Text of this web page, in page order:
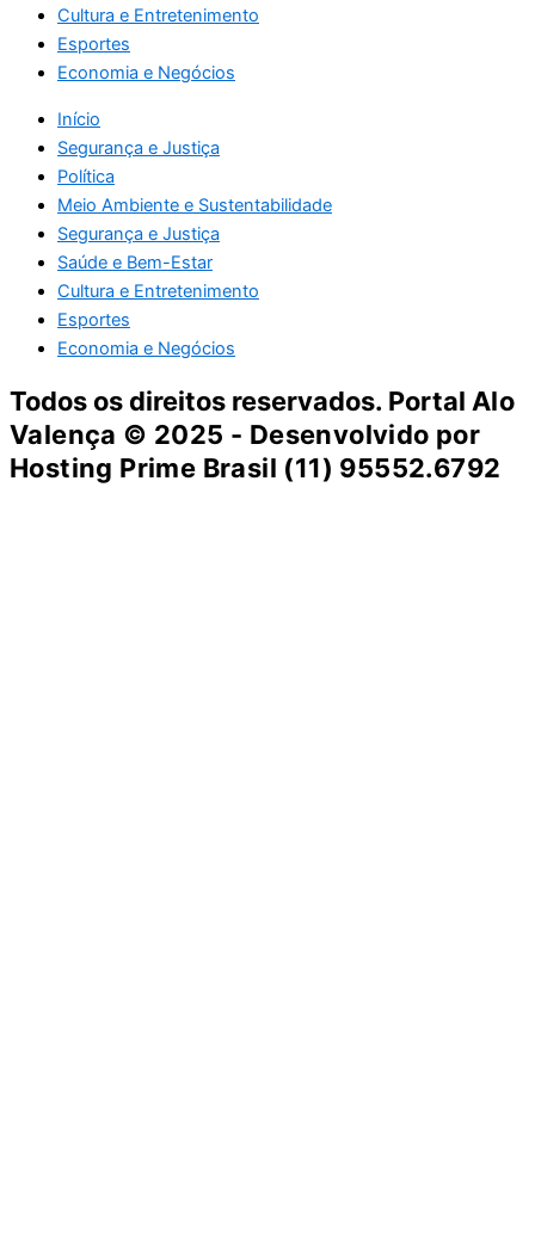
Cultura e Entretenimento
Esportes
Economia e Negócios
Início
Segurança e Justiça
Política
Meio Ambiente e Sustentabilidade
Segurança e Justiça
Saúde e Bem-Estar
Cultura e Entretenimento
Esportes
Economia e Negócios
Todos os direitos reservados. Portal Alo
Valença © 2025 - Desenvolvido por
Hosting Prime Brasil (11) 95552.6792